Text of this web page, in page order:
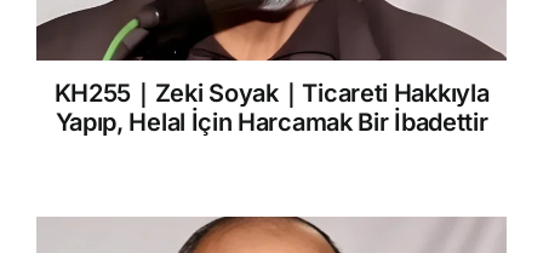
KH255｜Zeki Soyak｜Ticareti Hakkıyla
Yapıp, Helal İçin Harcamak Bir İbadettir